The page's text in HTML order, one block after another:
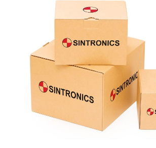
módulos antiguos a un alto nivel técnico o
de módulos descontinuados por módulos